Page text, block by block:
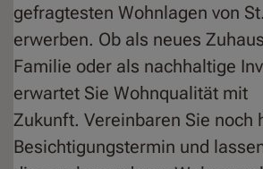
gefragtesten Wohnlagen von
erwerben. Ob als neues
Familie oder als nachhaltige
erwartet Sie Wohnqualität mit
Zukunft. Vereinbaren Sie noch
Besichtigungstermin und